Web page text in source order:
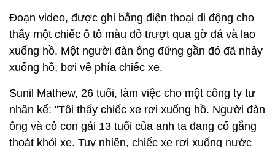
Đoạn video, được ghi bằng điện thoại di động cho
thấy một chiếc ô tô màu đỏ trượt qua gờ đá và lao
xuống hồ. Một người đàn ông đứng gần đó đã nhảy
xuống hồ, bơi về phía chiếc xe.
Sunil Mathew, 26 tuổi, làm việc cho một công ty tư
nhân kể: "Tôi thấy chiếc xe rơi xuống hồ. Người đàn
ông và cô con gái 13 tuổi của anh ta đang cố gắng
thoát khỏi xe. Tuy nhiên, chiếc xe rơi xuống nước